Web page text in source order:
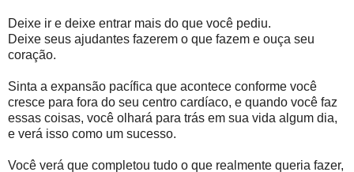
Deixe ir e deixe entrar mais do que você pediu.
Deixe seus ajudantes fazerem o que fazem e ouça seu
coração.
Sinta a expansão pacífica que acontece conforme você
cresce para fora do seu centro cardíaco, e quando você faz
essas coisas, você olhará para trás em sua vida algum dia,
e verá isso como um sucesso.
Você verá que completou tudo o que realmente queria fazer,